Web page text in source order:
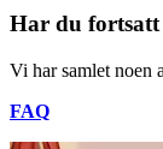
Har du fortsatt
Vi har samlet noen
FAQ